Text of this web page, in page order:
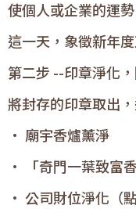
使個人或企業的運
這一天，象徵新年
第二步 --印章淨化
將封存的印章取出
• 廟宇香爐薰淨
• 「奇門一葉致富
• 公司財位淨化（